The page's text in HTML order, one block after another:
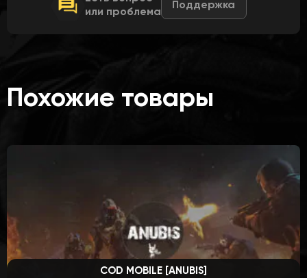
или проблема
Поддержка
Похожие товары
COD MOBILE [ANUBIS]